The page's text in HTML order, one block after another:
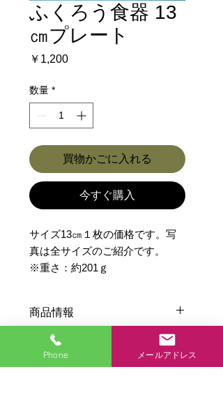
ふくろう食器 13
㎝プレート
￥1,200価
数量 *
買物かごに入れる
今すぐ購入
サイズ13㎝１枚の価格です。写
真は全サイズのご紹介です。
※重さ：約201ｇ
商品情報
あなたの商品の特徴、こだわり、お
すすめのポイントなどを簡潔にわか
りやすく説明しましょう。サイズ、
返品・返金ポリシー
Phone メールアドレス